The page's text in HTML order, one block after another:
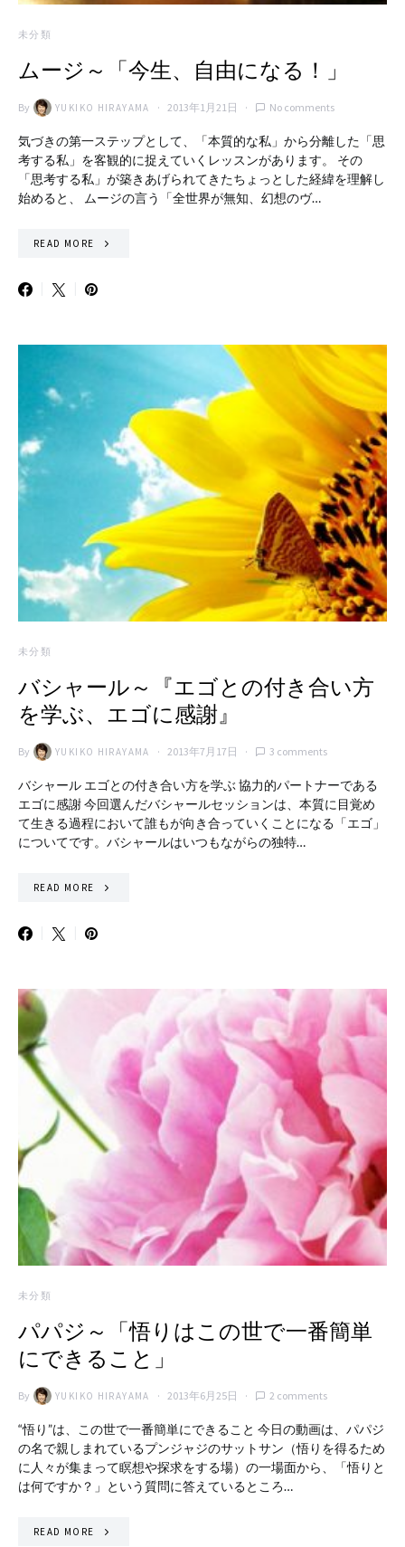
未分類
ムージ～「今生、自由になる！」
By YUKIKO HIRAYAMA 2013年1月21日 No comments
気づきの第一ステップとして、「本質的な私」から分離した「思
考する私」を客観的に捉えていくレッスンがあります。 その
「思考する私」が築きあげられてきたちょっとした経緯を理解し
始めると、 ムージの言う「全世界が無知、幻想のヴ…
READ MORE
未分類
バシャール～『エゴとの付き合い方
を学ぶ、エゴに感謝』
By YUKIKO HIRAYAMA 2013年7月17日 3 comments
バシャール エゴとの付き合い方を学ぶ 協力的パートナーである
エゴに感謝 今回選んだバシャールセッションは、本質に目覚め
て生きる過程において誰もが向き合っていくことになる「エゴ」
についてです。バシャールはいつもながらの独特…
READ MORE
未分類
パパジ～「悟りはこの世で一番簡単
にできること」
By YUKIKO HIRAYAMA 2013年6月25日 2 comments
“悟り”は、この世で一番簡単にできること 今日の動画は、パパジ
の名で親しまれているプンジャジのサットサン（悟りを得るため
に人々が集まって瞑想や探求をする場）の一場面から、「悟りと
は何ですか？」という質問に答えているところ…
READ MORE